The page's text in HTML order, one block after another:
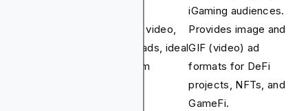
iGaming audiences.
Offers image, video,
and carousel ads, ideal
for mainstream
Provides image and
GIF (video) ad
formats for DeFi
projects, NFTs, and
GameFi.